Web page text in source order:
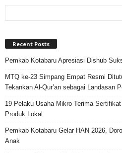
Recent Posts
Pemkab Kotabaru Apresiasi Dishub
MTQ ke-23 Simpang Empat Resmi
Tekankan Al-Qur’an sebagai Landasan
19 Pelaku Usaha Mikro Terima
Produk Lokal
Pemkab Kotabaru Gelar HAN 2026,
Anak